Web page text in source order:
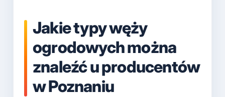
Jakie typy węży
ogrodowych można
znaleźć u producentów
w Poznaniu